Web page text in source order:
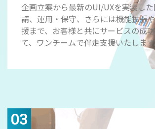
企画立案から最新のUI/UXを実装し
請、運用・保守、さらには機能拡張
援まで、お客様と共にサービスの成
て、ワンチームで伴走支援いたしま
03